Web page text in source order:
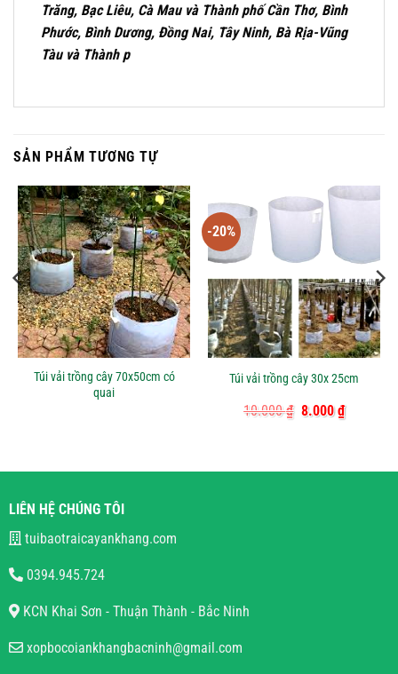
Trăng, Bạc Liêu, Cà Mau và Thành phố Cần Thơ, Bình
Phước, Bình Dương, Đồng Nai, Tây Ninh, Bà Rịa-Vũng
Tàu và Thành p
SẢN PHẨM TƯƠNG TỰ
Túi vải trồng cây 70x50cm có
quai
-20%
Túi vải trồng cây 30x 25cm
10.000₫ Giá
8.000₫Giá
hiện
LIÊN HỆ CHÚNG TÔI
tuibaotraicayankhang.com
0394.945.724
KCN Khai Sơn - Thuận Thành - Bắc Ninh
xopbocoiankhangbacninh@gmail.com